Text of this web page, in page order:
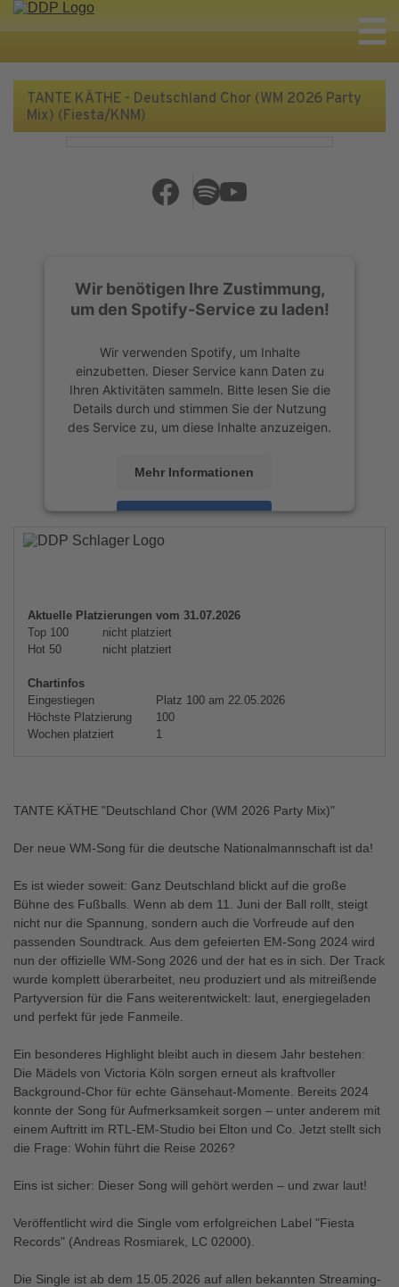
TANTE KÄTHE - Deutschland Chor (WM 2026 Party
Mix) (Fiesta/KNM)
Wir benötigen Ihre Zustimmung,
um den Spotify-Service zu laden!
Wir verwenden Spotify, um Inhalte
einzubetten. Dieser Service kann Daten zu
Ihren Aktivitäten sammeln. Bitte lesen Sie die
Details durch und stimmen Sie der Nutzung
des Service zu, um diese Inhalte anzuzeigen.
Mehr Informationen
Akzeptieren
powered by
Aktuelle Platzierungen vom 31.07.2026
Top 100
nicht platziert
Hot 50
nicht platziert
Chartinfos
Eingestiegen
Platz 100 am 22.05.2026
Höchste Platzierung
100
Wochen platziert
1
TANTE KÄTHE "Deutschland Chor (WM 2026 Party Mix)"
Der neue WM-Song für die deutsche Nationalmannschaft ist da!
Es ist wieder soweit: Ganz Deutschland blickt auf die große
Bühne des Fußballs. Wenn ab dem 11. Juni der Ball rollt, steigt
nicht nur die Spannung, sondern auch die Vorfreude auf den
passenden Soundtrack. Aus dem gefeierten EM-Song 2024 wird
nun der offizielle WM-Song 2026 und der hat es in sich. Der Track
wurde komplett überarbeitet, neu produziert und als mitreißende
Partyversion für die Fans weiterentwickelt: laut, energiegeladen
und perfekt für jede Fanmeile.
Ein besonderes Highlight bleibt auch in diesem Jahr bestehen:
Die Mädels von Victoria Köln sorgen erneut als kraftvoller
Background-Chor für echte Gänsehaut-Momente. Bereits 2024
konnte der Song für Aufmerksamkeit sorgen – unter anderem mit
einem Auftritt im RTL-EM-Studio bei Elton und Co. Jetzt stellt sich
die Frage: Wohin führt die Reise 2026?
Eins ist sicher: Dieser Song will gehört werden – und zwar laut!
Veröffentlicht wird die Single vom erfolgreichen Label "Fiesta
Records" (Andreas Rosmiarek, LC 02000).
Die Single ist ab dem 15.05.2026 auf allen bekannten Streaming-